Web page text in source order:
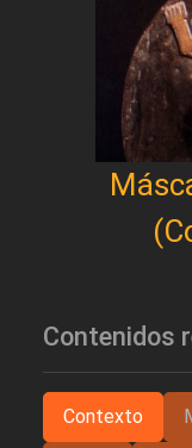
Contenidos
Contexto